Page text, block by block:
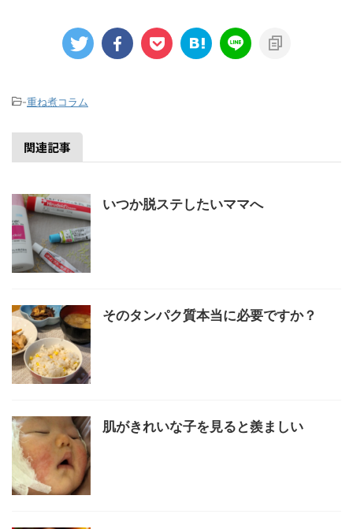
-重ね煮コラム
関連記事
いつか脱ステしたいママへ
そのタンパク質本当に必要ですか？
肌がきれいな子を見ると羨ましい